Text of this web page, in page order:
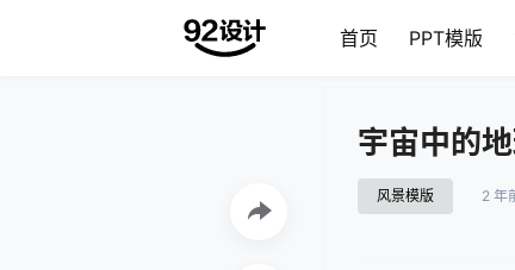
首页 PPT模版
宇宙中的
风景模版 2 年